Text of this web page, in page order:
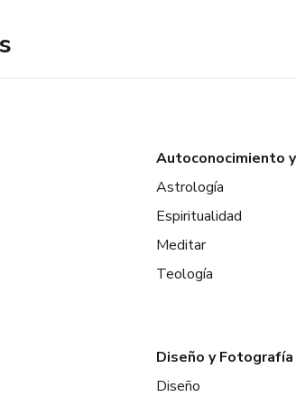
Autoconocimiento
Astrología
Espiritualidad
Meditar
Teología
Diseño y Fotografía
Diseño